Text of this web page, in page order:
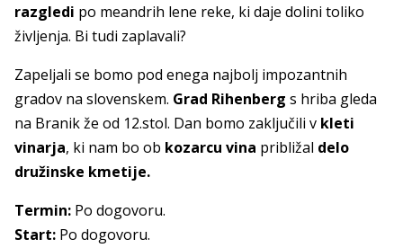
razgledi po meandrih lene reke, ki daje dolini toliko
življenja. Bi tudi zaplavali?
Zapeljali se bomo pod enega najbolj impozantnih
gradov na slovenskem. Grad Rihenberg s hriba gleda
na Branik že od 12.stol. Dan bomo zaključili v kleti
vinarja, ki nam bo ob kozarcu vina približal delo
družinske kmetije.
Termin: Po dogovoru.
Start: Po dogovoru.